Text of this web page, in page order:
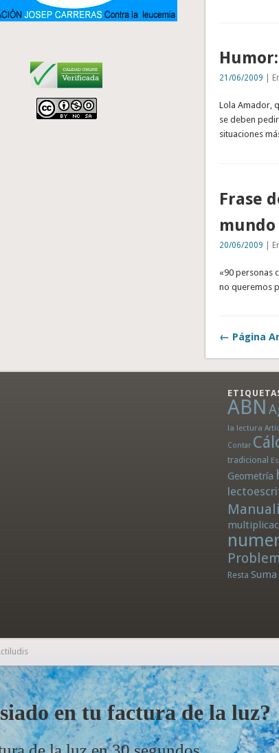
21/06/2009 |
Lola Amador,
se deben
situaciones
Frase
20/06/2009 |
«90 personas
no queremos
← Página
ABN
la lectura
Contar
tradicional
Geometría
Resta Suma
en tu factura de la luz?